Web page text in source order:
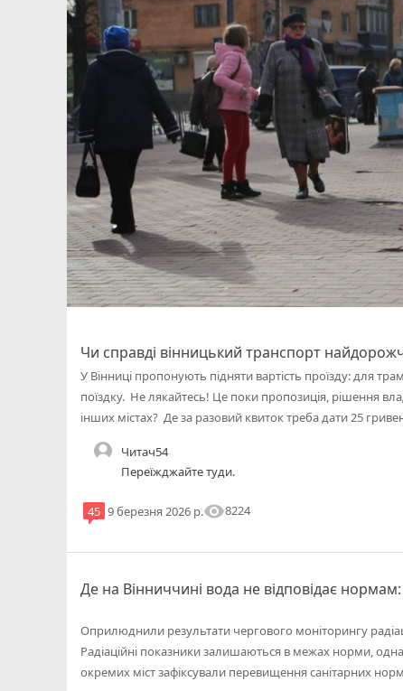
Чи справді вінницький транспорт
У Вінниці пропонують підняти вартість проїзду: для
поїздку. Не лякайтесь! Це поки пропозиція, рішення
інших містах? Де за разовий квиток треба дати 25
Читач54
Переїжджайте туди.
45 9 березня 2026 р.visibility8224
Де на Вінниччині вода не відповідає
Оприлюднили результати чергового моніторингу
Радіаційні показники залишаються в межах норми,
окремих міст зафіксували перевищення санітарних